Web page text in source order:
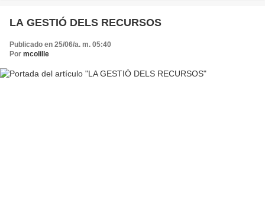
LA GESTIÓ DELS RECURSOS
Publicado en 25/06/a. m. 05:40
Por mcolille